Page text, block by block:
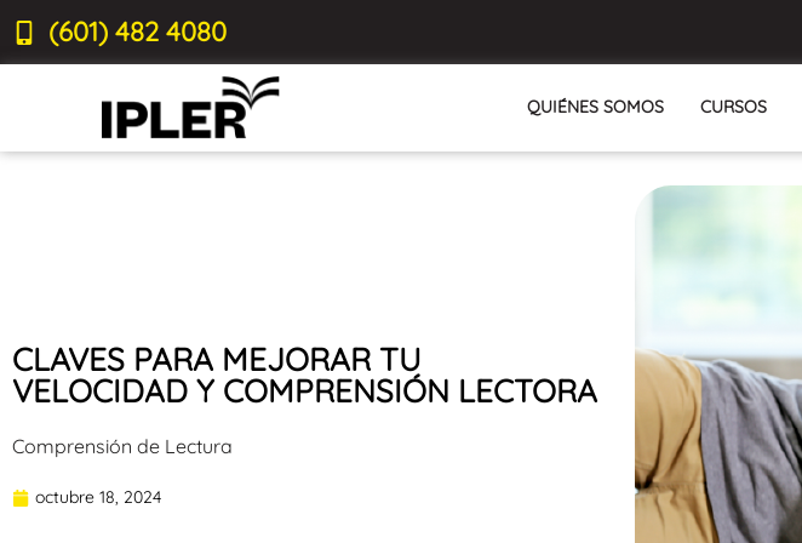
(601) 482 4080
QUIÉNES SOMOS CURSOS
CLAVES PARA MEJORAR TU
VELOCIDAD Y COMPRENSIÓN LECTORA
Comprensión de Lectura
octubre 18, 2024